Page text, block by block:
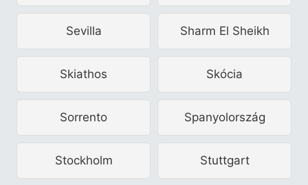
Sevilla Sharm El Sheikh
Skiathos Skócia
Sorrento Spanyolország
Stockholm Stuttgart